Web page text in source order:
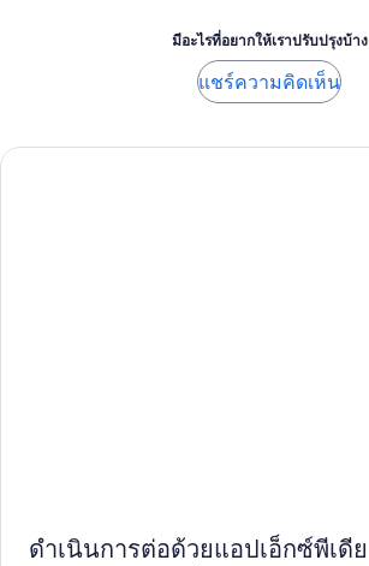
มีอะไรที่อยากให้เราปรับปรุงบ้าง
แชร์ความคิดเห็น
ดำเนินการต่อด้วยแอปเอ็กซ์พีเดีย